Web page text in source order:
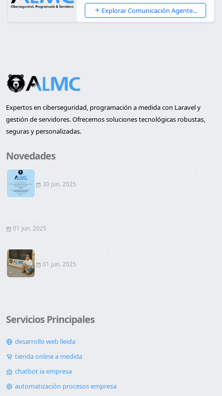
(MCP)...
Explorar Comunicación Agente...
Expertos en ciberseguridad, programación a medida con Laravel y
gestión de servidores. Ofrecemos soluciones tecnológicas robustas,
seguras y personalizadas.
Novedades
30 jun. 2025
01 jun. 2025
01 jun. 2025
Servicios Principales
desarrollo web lleida
tienda online a medida
chatbot ia empresa
automatización procesos empresa